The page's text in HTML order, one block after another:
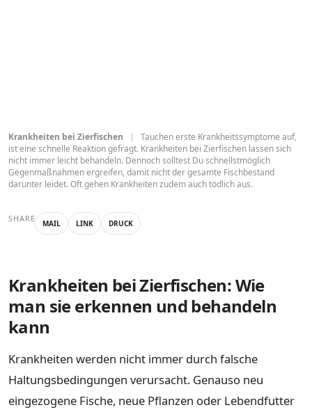
Krankheiten bei Zierfischen |
Tauchen erste Krankheitssymptome auf,
ist eine schnelle Reaktion gefragt. Krankheiten bei Zierfischen lassen sich
nicht immer leicht behandeln. Dennoch solltest Du schnellstmöglich
Gegenmaßnahmen ergreifen, damit nicht der gesamte Fischbestand
darunter leidet. Oft gehen Krankheiten zudem auch tödlich aus.
SHARE MAIL LINK DRUCK
Krankheiten bei Zierfischen: Wie
man sie erkennen und behandeln
kann
Krankheiten werden nicht immer durch falsche
Haltungsbedingungen verursacht. Genauso neu
eingezogene Fische, neue Pflanzen oder Lebendfutter